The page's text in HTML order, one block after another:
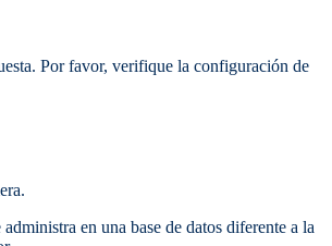
Por favor, verifique la configuración de
en una base de datos diferente a la